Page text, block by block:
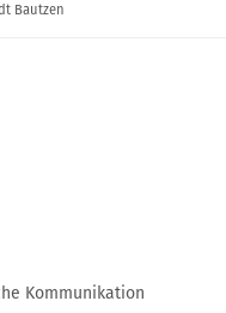
Bautzen
Kommunikation